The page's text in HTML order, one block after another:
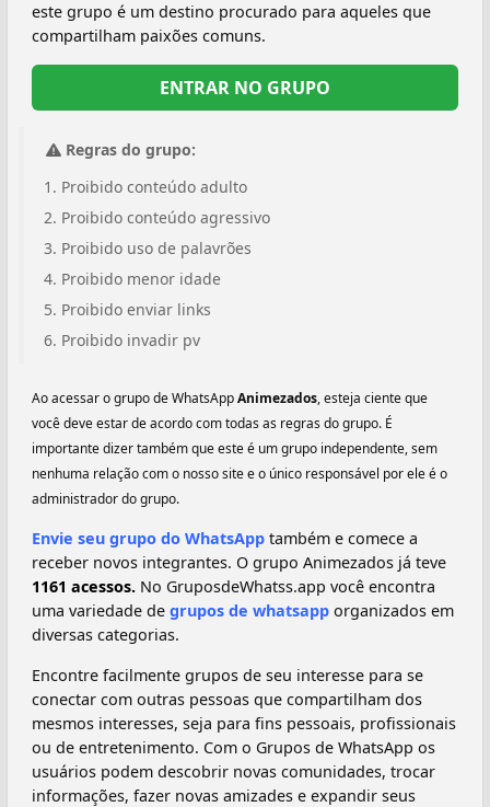
este grupo é um destino procurado para aqueles que
compartilham paixões comuns.
ENTRAR NO GRUPO
Regras do grupo:
Proibido conteúdo adulto
Proibido conteúdo agressivo
Proibido uso de palavrões
Proibido menor idade
Proibido enviar links
Proibido invadir pv
Ao acessar o grupo de WhatsAppAnimezados, esteja ciente que
você deve estar de acordo com todas as regras do grupo. É
importante dizer também que este é um grupo independente, sem
nenhuma relação com o nosso site e o único responsável por ele é o
administrador do grupo.
Envie seu grupo do WhatsApp também e comece a
receber novos integrantes. O grupo Animezados já teve
1161 acessos. No GruposdeWhatss.app você encontra
uma variedade de grupos de whatsapp organizados em
diversas categorias.
Encontre facilmente grupos de seu interesse para se
conectar com outras pessoas que compartilham dos
mesmos interesses, seja para fins pessoais, profissionais
ou de entretenimento. Com o Grupos de WhatsApp os
usuários podem descobrir novas comunidades, trocar
informações, fazer novas amizades e expandir seus